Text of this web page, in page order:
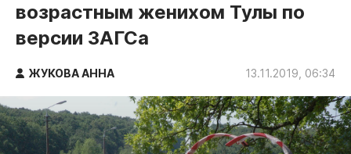
Происшествия
Спорт
Тульский бренд
Тула предпринимательская
ДоброЦентр
Голодный шпион
возрастным женихом Тулы по
версии ЗАГСа
ЖУКОВА АННА 13.11.2019, 06:34